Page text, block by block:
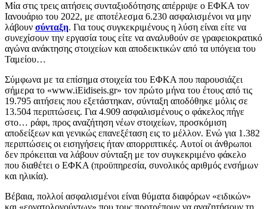
Μία στις τρεις αιτήσεις συνταξιοδότησης απέρριψε ο ΕΦΚΑ τον
Ιανουάριο του 2022, με αποτέλεσμα 6.230 ασφαλισμένοι να μην
λάβουν σύνταξη. Για τους συγκεκριμένους η λύση είναι είτε να
συνεχίσουν την εργασία τους είτε να αναλυθούν σε γραφειοκρατικό
αγώνα ανάκτησης στοιχείων και αποδεικτικών από τα υπόγεια του
Ταμείου…
Σύμφωνα με τα επίσημα στοιχεία του ΕΦΚΑ που παρουσιάζει
σήμερα το «www.iΕidiseis.gr» τον πρώτο μήνα του έτους από τις
19.795 αιτήσεις που εξετάστηκαν, σύνταξη αποδόθηκε μόλις σε
13.504 περιπτώσεις. Για 4.909 ασφαλισμένους ο φάκελος πήγε
στο… ράφι, προς αναζήτηση νέων στοιχείων, προσκόμιση
αποδείξεων και γενικώς επανεξέταση εις το μέλλον. Ενώ για 1.382
περιπτώσεις οι εισηγήσεις ήταν απορριπτικές. Αυτοί οι άνθρωποι
δεν πρόκειται να λάβουν σύνταξη με τον συγκεκριμένο φάκελο
που διαθέτει ο ΕΦΚΑ (προϋπηρεσία, συνολικός αριθμός ενσήμων
και ηλικία).
Βέβαια, πολλοί ασφαλισμένοι είναι θύματα διαφόρων «ειδικών»
και «εργατολογούντων» που τους προτρέπουν να αναζητήσουν τη